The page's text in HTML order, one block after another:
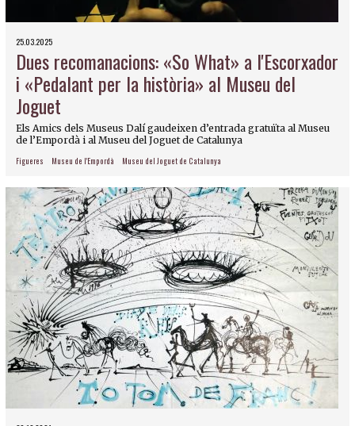
25.03.2025
Dues recomanacions: «So What» a l'Escorxador
i «Pedalant per la història» al Museu del
Joguet
Els Amics dels Museus Dalí gaudeixen d’entrada gratuïta al Museu
de l’Empordà i al Museu del Joguet de Catalunya
Figueres Museu de l'Empordà Museu del Joguet de Catalunya